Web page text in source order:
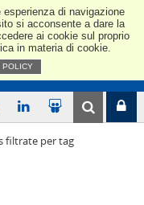
di navigazione
si acconsente a dare la
ai cookie sul proprio
in materia di cookie.
POLICY
filtrate per tag